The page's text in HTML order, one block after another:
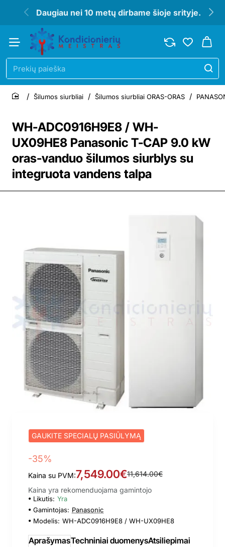
Daugiau nei 10 metų dirbame šioje srityje.
Prekių
paieška
WH-ADC0916H9E8 / WH-
UX09HE8 Panasonic T-CAP 9.0 kW
oras-vanduo šilumos siurblys su
integruota vandens talpa
home
Šilumos siurbliai Šilumos siurbliai ORAS-ORAS
GAUKITE SPECIALŲ PASIŪLYMĄ
-35%
Kaina su PVM:7,549.00€11,614.00€
Kaina yra rekomenduojama gamintojo
Likutis: Yra
Gamintojas: Panasonic
Modelis: WH-ADC0916H9E8 / WH-UX09HE8
AprašymasTechniniai duomenysAtsiliepimai